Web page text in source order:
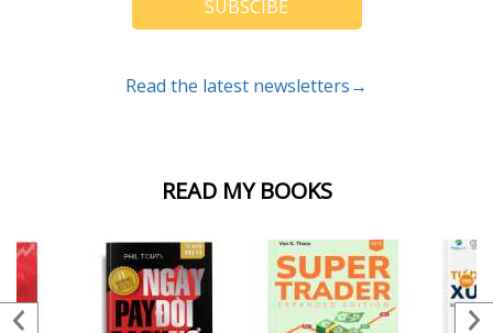
READ MY BOOKS
SUBSCIBE
Read the latest newsletters→